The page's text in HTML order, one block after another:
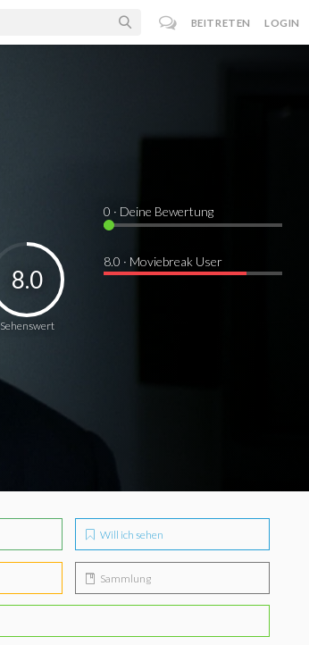
BEITRETEN LOGIN
Sehenswert
8.0
0 · Deine Bewertung
8.0 · Moviebreak User
Will ich sehen
Sammlung